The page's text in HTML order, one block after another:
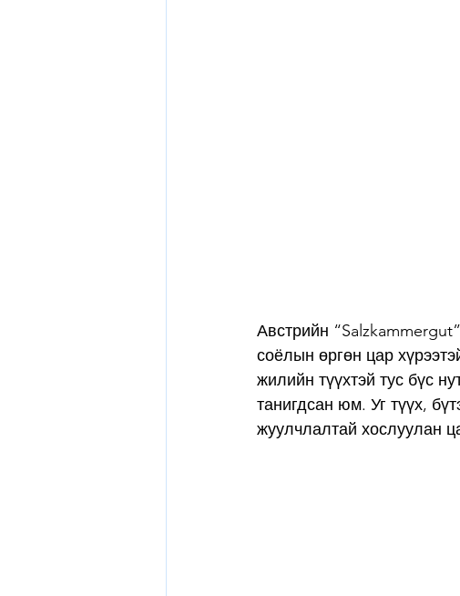
Австрийн
соёлын өргөн цар
жилийн түүхтэй тус бүс
танигдсан юм. Уг түүх,
жуулчлалтай хослуулан